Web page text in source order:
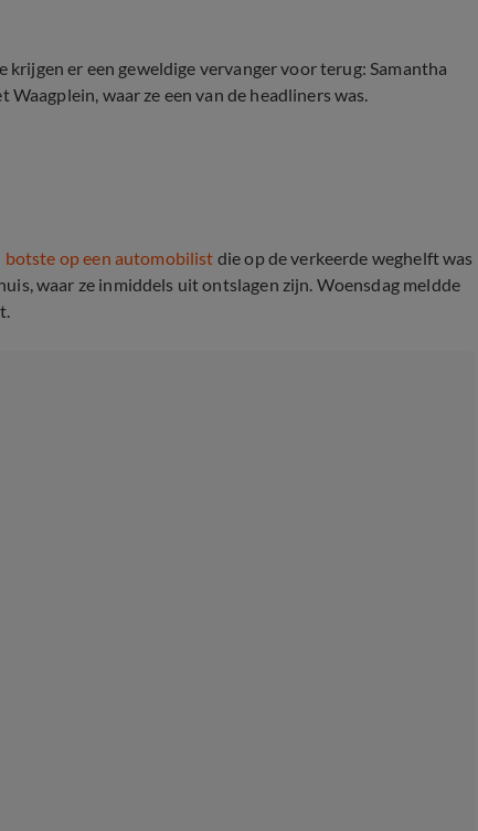
er een geweldige vervanger voor terug: Samantha
waar ze een van de headliners was.
bij ernstig verkeersongeluk
op een automobilist die op de verkeerde weghelft was
waar ze inmiddels uit ontslagen zijn. Woensdag meldde